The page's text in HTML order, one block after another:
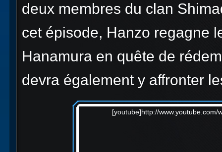
deux membres du clan
cet épisode, Hanzo regagne
Hanamura en quête de
devra également y affronter
[youtube]http://www.youtube.com/